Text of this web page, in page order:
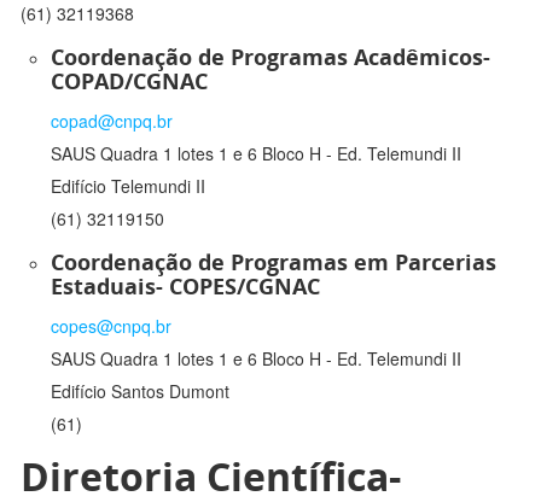
(61) 32119368
Coordenação de Programas Acadêmicos-
COPAD/CGNAC
copad@cnpq.br
SAUS Quadra 1 lotes 1 e 6 Bloco H - Ed. Telemundi II
Edifício Telemundi II
(61) 32119150
Coordenação de Programas em Parcerias
Estaduais- COPES/CGNAC
copes@cnpq.br
SAUS Quadra 1 lotes 1 e 6 Bloco H - Ed. Telemundi II
Edifício Santos Dumont
(61)
Diretoria Científica-